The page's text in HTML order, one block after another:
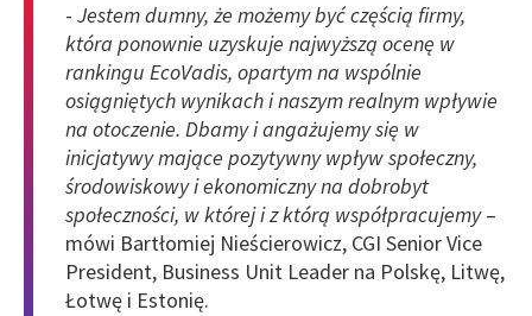
- Jestem dumny, że możemy być częścią firmy,
która ponownie uzyskuje najwyższą ocenę w
rankingu EcoVadis, opartym na wspólnie
osiągniętych wynikach i naszym realnym wpływie
na otoczenie. Dbamy i angażujemy się w
inicjatywy mające pozytywny wpływ społeczny,
środowiskowy i ekonomiczny na dobrobyt
społeczności, w której i z którą współpracujemy–
mówi Bartłomiej Nieścierowicz, CGI Senior Vice
President, Business Unit Leader na Polskę, Litwę,
Łotwę i Estonię.